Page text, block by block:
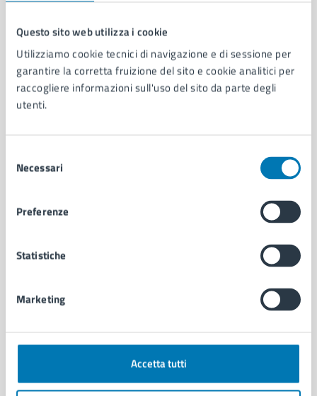
Questo sito web utilizza i cookie
Utilizziamo cookie tecnici di navigazione e di sessione per
garantire la corretta fruizione del sito e cookie analitici per
raccogliere informazioni sull'uso del sito da parte degli
utenti.
delNecessari
Preferenze
Statistiche
Marketing
Accetta tutti
AMMINISTRAZIONE
Aree amministrative
Organi di governo
Municipalità
Politici
Intranet, posta aziendale e protocollo
CATEGORIE DI SERVIZIO
Anagrafe e stato civile
Giustizia e sicurezza pubblica